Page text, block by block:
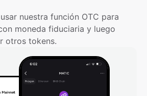
nuestra función OTC para
moneda fiduciaria y luego
otros tokens.